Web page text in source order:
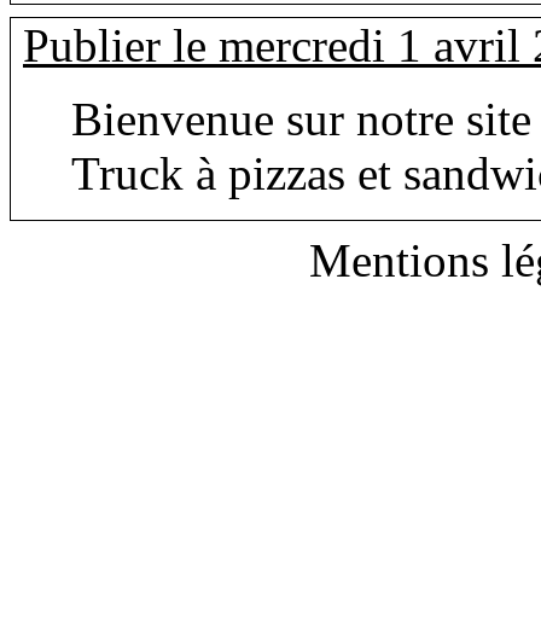
Publier le mercredi 1 avril
Bienvenue sur notre
Truck à pizzas et
Mentions